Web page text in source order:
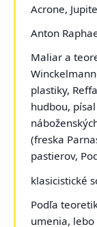
Acrone,
Anton
Maliar a
plastiky,
hudbou,
(freska
pastierov,
klasicistické
Podľa
umenia,